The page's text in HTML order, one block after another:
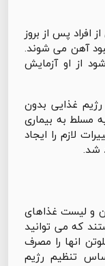
افراد پس از بروز
آهن می شوند.
از او آزمایش
رژیم غذایی بدون
به بیماری
لازم را ایجاد
شد.
و لیست غذاهای
که می توانید
انها را مصرف
تنظیم رژیم